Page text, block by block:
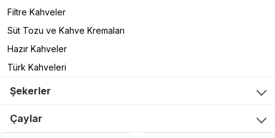
Filtre Kahveler
Süt Tozu ve Kahve Kremaları
Hazır Kahveler
Türk Kahveleri
Şekerler
Çaylar